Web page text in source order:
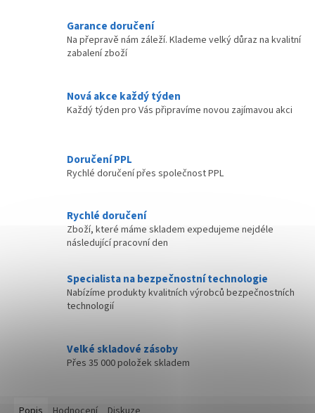
Garance doručení
Na přepravě nám záleží. Klademe velký důraz na kvalitní
zabalení zboží
Nová akce každý týden
Každý týden pro Vás připravíme novou zajímavou akci
Doručení PPL
Rychlé doručení přes společnost PPL
Rychlé doručení
Zboží, které máme skladem expedujeme nejdéle
následující pracovní den
Specialista na bezpečnostní technologie
Nabízíme produkty kvalitních výrobců bezpečnostních
technologií
Velké skladové zásoby
Přes 35 000 položek skladem